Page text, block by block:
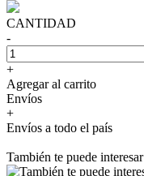
CANTIDAD
-
+
Agregar al carrito
Envíos
+
Envíos a todo el país
También te puede interesar